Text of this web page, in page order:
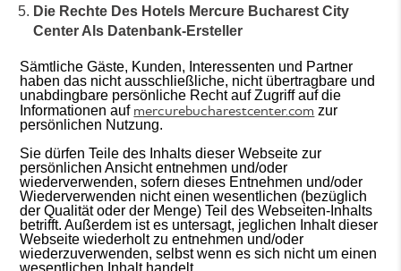
Die Rechte Des Hotels Mercure Bucharest City
Center Als Datenbank-Ersteller
Sämtliche Gäste, Kunden, Interessenten und Partner
haben das nicht ausschließliche, nicht übertragbare und
unabdingbare persönliche Recht auf Zugriff auf die
Informationen auf mercurebucharestcenter.com zur
persönlichen Nutzung.
Sie dürfen Teile des Inhalts dieser Webseite zur
persönlichen Ansicht entnehmen und/oder
wiederverwenden, sofern dieses Entnehmen und/oder
Wiederverwenden nicht einen wesentlichen (bezüglich
der Qualität oder der Menge) Teil des Webseiten-Inhalts
betrifft. Außerdem ist es untersagt, jeglichen Inhalt dieser
Webseite wiederholt zu entnehmen und/oder
wiederzuverwenden, selbst wenn es sich nicht um einen
wesentlichen Inhalt handelt.